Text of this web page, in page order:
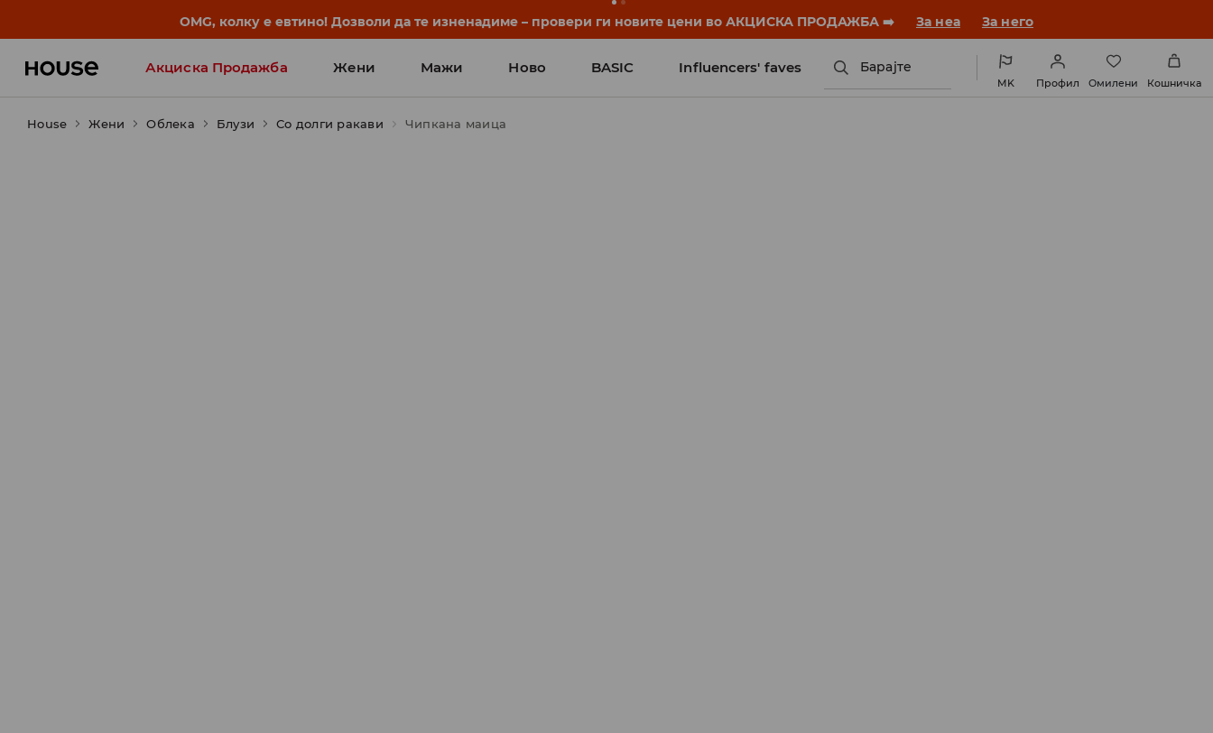
BACK TO SCHOOL📒Најдобрите приказни започнуваат уште пред првото училишно ѕвонче. Започни ја учебната година со нов стил! За неа
Акциска Продажба Жени Мажи Ново BASIC Influencers' faves Барајте
MK Профил Омилени Кошничка
House Жени Облека Блузи Со долги ракави Чипкана маица